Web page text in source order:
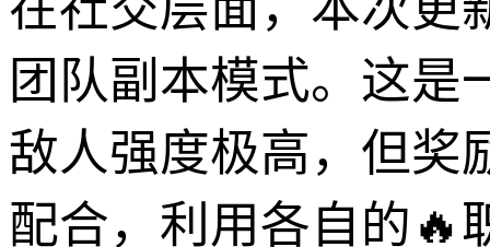
团队副本模式。这是
敌人强度极高，但奖
配合，利用各自的🔥